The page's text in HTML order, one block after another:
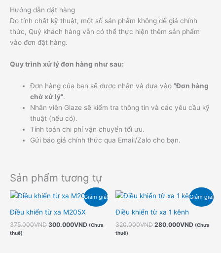
Hướng dẫn đặt hàng
Do tính chất kỹ thuật, một số sản phẩm không để giá chính
thức, Quý khách hàng vẫn có thể thực hiện thêm sản phẩm
vào đơn đặt hàng.
Quy trình xử lý đơn hàng như sau:
Đơn hàng của bạn sẽ được nhận và đưa vào"Đơn hàng
chờ xử lý".
Nhân viên Glaze sẽ kiểm tra thông tin và các yêu cầu kỹ
thuật (nếu có).
Tính toán chi phí vận chuyển tối ưu.
Gửi báo giá chính thức qua Email/Zalo cho bạn.
Sản phẩm tương tự
Giảm giá!
Điều khiển từ xa M205X
375.000VND
Giá
là:
375.000VND.
300.000VND
Giá
hiện
300.000VND.
(Chưa
thuế)
Giảm giá!
Điều khiển từ xa 1 kênh
320.000VND
Giá
là:
320.000VND.
280.000VND
Giá
hiện
(Chưa
thuế)